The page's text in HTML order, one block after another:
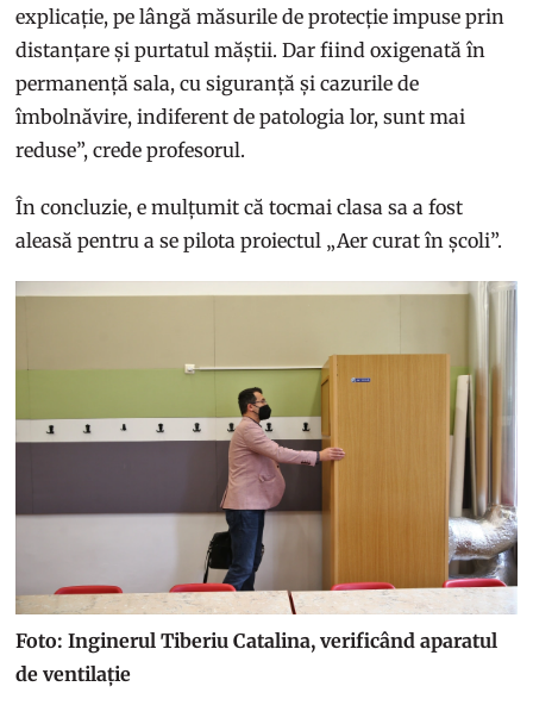
explicație, pe lângă măsurile de protecție impuse prin
distanțare și purtatul măștii. Dar fiind oxigenată în
permanență sala, cu siguranță și cazurile de
îmbolnăvire, indiferent de patologia lor, sunt mai
reduse”, crede profesorul.
În concluzie, e mulțumit că tocmai clasa sa a fost
aleasă pentru a se pilota proiectul „Aer curat în școli”.
Foto: Inginerul Tiberiu Catalina, verificând aparatul
de ventilație